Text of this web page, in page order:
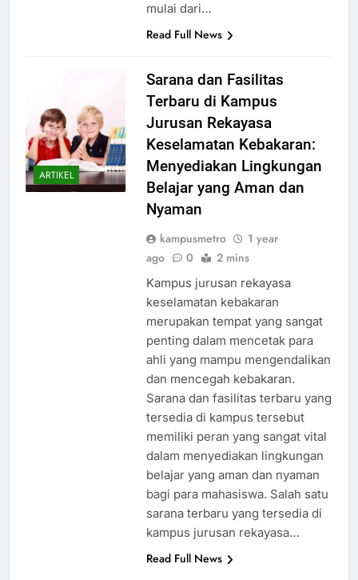
mulai dari…
Read Full News
ARTIKEL
Sarana dan Fasilitas
Terbaru di Kampus
Jurusan Rekayasa
Keselamatan Kebakaran:
Menyediakan Lingkungan
Belajar yang Aman dan
Nyaman
kampusmetro
1 year
ago
0 2 mins
Kampus jurusan rekayasa
keselamatan kebakaran
merupakan tempat yang sangat
penting dalam mencetak para
ahli yang mampu mengendalikan
dan mencegah kebakaran.
Sarana dan fasilitas terbaru yang
tersedia di kampus tersebut
memiliki peran yang sangat vital
dalam menyediakan lingkungan
belajar yang aman dan nyaman
bagi para mahasiswa. Salah satu
sarana terbaru yang tersedia di
kampus jurusan rekayasa…
Read Full News